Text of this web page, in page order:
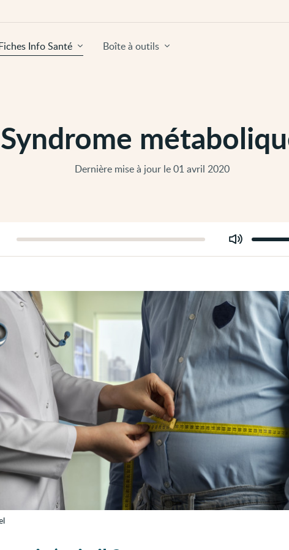
Syndrome
Dernière mise à jour le 01 avril 2020
Info Santé Boîte à outils
Modifier
volume